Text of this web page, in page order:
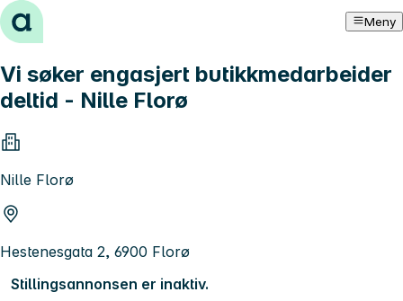
Hopp til innhold Meny
Vi søker engasjert butikkmedarbeider
deltid - Nille Florø
Nille Florø
Hestenesgata 2, 6900 Florø
Stillingsannonsen er inaktiv.